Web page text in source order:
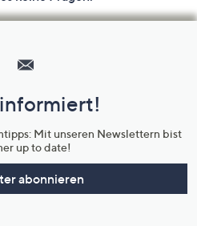
Mit unseren Newslettern bist
up to date!
abonnieren